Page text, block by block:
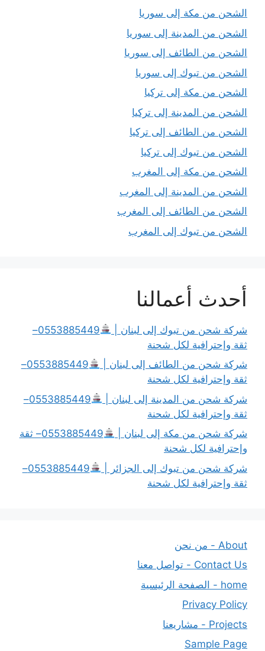
الشحن من مكة إلى سوريا
الشحن من المدينة إلى سوريا
الشحن من الطائف إلى سوريا
الشحن من تبوك إلى سوريا
الشحن من مكة إلى تركيا
الشحن من المدينة إلى تركيا
الشحن من الطائف إلى تركيا
الشحن من تبوك إلى تركيا
الشحن من مكة إلى المغرب
الشحن من المدينة إلى المغرب
الشحن من الطائف إلى المغرب
الشحن من تبوك إلى المغرب
أحدث أعمالنا
شركة شحن من تبوك إلى لبنان |
0553885449–
ثقة وإحترافية لكل شحنة
شركة شحن من الطائف إلى لبنان |
0553885449–
ثقة وإحترافية لكل شحنة
شركة شحن من المدينة إلى لبنان |
0553885449–
ثقة وإحترافية لكل شحنة
شركة شحن من مكة إلى لبنان |
0553885449– ثقة
وإحترافية لكل شحنة
شركة شحن من تبوك إلى الجزائر |
0553885449–
ثقة وإحترافية لكل شحنة
About - من نحن
Contact Us - تواصل معنا
home - الصفحة الرئيسية
Privacy Policy
Projects - مشاريعنا
Sample Page